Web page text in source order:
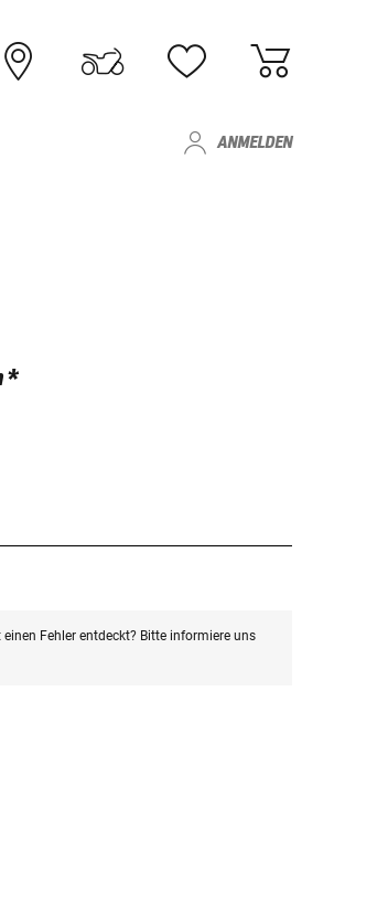
ANMELDEN
*
Fehler entdeckt? Bitte informiere uns